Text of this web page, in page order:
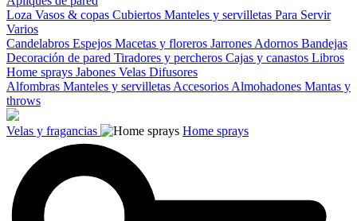
Loza Vasos & copas Cubiertos Manteles y servilletas Para Servir
Varios
Candelabros Espejos Macetas y floreros Jarrones Adornos Bandejas
Decoración de pared Tiradores y percheros Cajas y canastos Libros
Home sprays Jabones Velas Difusores
Alfombras Manteles y servilletas Accesorios Almohadones Mantas y
throws
Velas y fragancias Home sprays